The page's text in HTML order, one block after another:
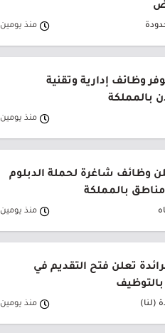
منذ يومين
وظائف إدارية وتقنية
بالمملكة
منذ يومين
وظائف شاغرة لحملة الدبلوم
بالمملكة
منذ يومين
تعلن فتح التقديم في
(لنا) منذ يومين